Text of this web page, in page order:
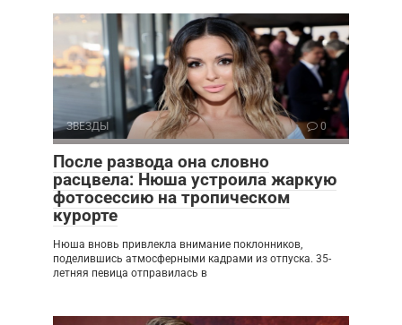
ЗВЕЗДЫ 0
После развода она словно
расцвела: Нюша устроила жаркую
фотосессию на тропическом
курорте
Нюша вновь привлекла внимание поклонников,
поделившись атмосферными кадрами из отпуска. 35-
летняя певица отправилась в